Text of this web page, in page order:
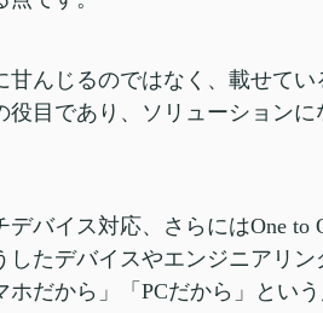
甘んじるのではなく、載せて
目であり、ソリューション
バイス対応、さらにはOne
したデバイスやエンジニアリ
だから」「PCだから」とい